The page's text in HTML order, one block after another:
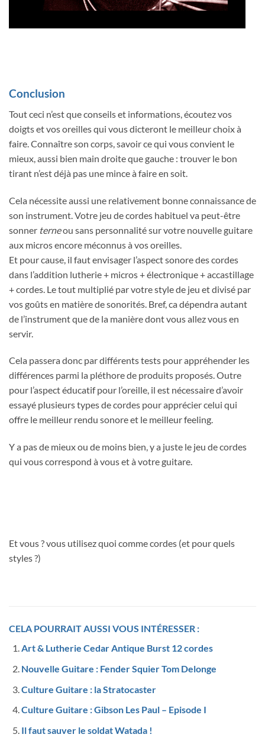
Conclusion
Tout ceci n’est que conseils et informations, écoutez vos
doigts et vos oreilles qui vous dicteront le meilleur choix à
faire. Connaître son corps, savoir ce qui vous convient le
mieux, aussi bien main droite que gauche : trouver le bon
tirant n’est déjà pas une mince à faire en soit.
Cela nécessite aussi une relativement bonne connaissance de
son instrument. Votre jeu de cordes habituel va peut-être
sonner terneou sans personnalité sur votre nouvelle guitare
aux micros encore méconnus à vos oreilles.
Et pour cause, il faut envisager l’aspect sonore des cordes
dans l’addition lutherie + micros + électronique + accastillage
+ cordes. Le tout multiplié par votre style de jeu et divisé par
vos goûts en matière de sonorités. Bref, ca dépendra autant
de l’instrument que de la manière dont vous allez vous en
servir.
Cela passera donc par différents tests pour appréhender les
différences parmi la pléthore de produits proposés. Outre
pour l’aspect éducatif pour l’oreille, il est nécessaire d’avoir
essayé plusieurs types de cordes pour apprécier celui qui
offre le meilleur rendu sonore et le meilleur feeling.
Y a pas de mieux ou de moins bien, y a juste le jeu de cordes
qui vous correspond à vous et à votre guitare.
Et vous ? vous utilisez quoi comme cordes (et pour quels
styles ?)
CELA POURRAIT AUSSI VOUS INTÉRESSER :
Art & Lutherie Cedar Antique Burst 12 cordes
Nouvelle Guitare : Fender Squier Tom Delonge
Culture Guitare : la Stratocaster
Culture Guitare : Gibson Les Paul – Episode I
Il faut sauver le soldat Watada !